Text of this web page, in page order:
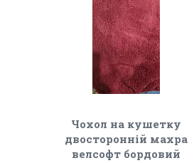
Чохол на кушетку
двосторонній махра
велсофт бордовий